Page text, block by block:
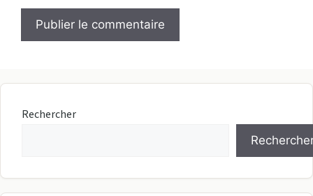
Rechercher